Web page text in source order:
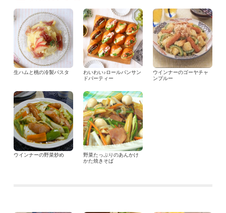
生ハムと桃の冷製パスタ
わいわい♪ロールパンサン
ドパーティー
ウインナーのゴーヤチャ
ンプルー
ウインナーの野菜炒め
野菜たっぷりのあんかけ
かた焼きそば